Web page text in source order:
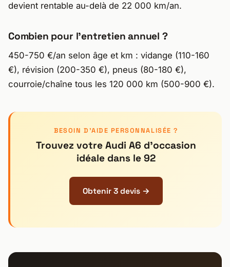
devient rentable au-delà de 22 000 km/an.
Combien pour l’entretien annuel ?
450-750 €/an selon âge et km : vidange (110-160
€), révision (200-350 €), pneus (80-180 €),
courroie/chaîne tous les 120 000 km (500-900 €).
BESOIN D’AIDE PERSONNALISÉE ?
Trouvez votre Audi A6 d’occasion
idéale dans le 92
Obtenir 3 devis →